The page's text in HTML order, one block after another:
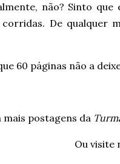
não? Sinto
De qualquer
60 páginas não a
mais postagens da
Ou visite